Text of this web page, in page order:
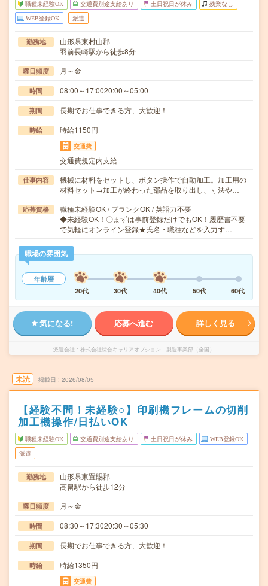
職種未経験OK 交通費別途支給あり 土日祝日が休み 残業なし
WEB登録OK 派遣
勤務地
山形県東村山郡
羽前長崎駅から徒歩8分
曜日頻度 月～金
時間 08:00～17:0020:00～05:00
期間 長期でお仕事できる方、大歓迎！
時給 時給1150円
交通費
交通費規定内支給
仕事内容
機械に材料をセットし、ボタン操作で自動加工。加工用の
材料セット→加工が終わった部品を取り出し、寸法や…
応募資格
職種未経験OK / ブランクOK / 英語力不要
◆未経験OK！〇まずは事前登録だけでもOK！履歴書不要
で気軽にオンライン登録★氏名・職種などを入力す…
職場の雰囲気
年齢層
20代
30代 40代 50代 60代
気になる! 応募へ進む 詳しく見る
派遣会社 株式会社綜合キャリアオプション 製造事業部（全国）
未読 掲載日 2026/08/05
【経験不問！未経験○】印刷機フレームの切削
加工機操作/日払いOK
職種未経験OK 交通費別途支給あり 土日祝日が休み WEB登録OK
派遣
勤務地
山形県東置賜郡
高畠駅から徒歩12分
曜日頻度 月～金
時間 08:30～17:3020:30～05:30
期間 長期でお仕事できる方、大歓迎！
時給 時給1350円
交通費